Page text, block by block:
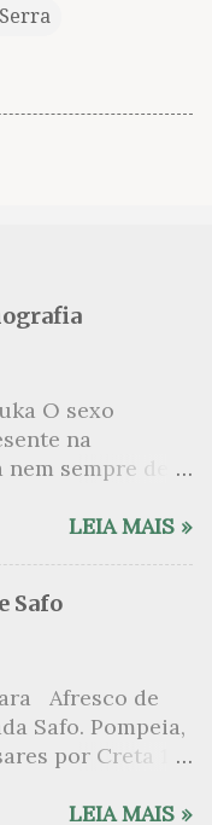
O sexo
na
sempre de
em sua própria
por revelar
o lado
de livros
se
dispensam o
até o presente
LEIA MAIS »
Safo
Afresco de
Safo. Pompeia,
por Creta 1
macieiras e do
LEIA MAIS »